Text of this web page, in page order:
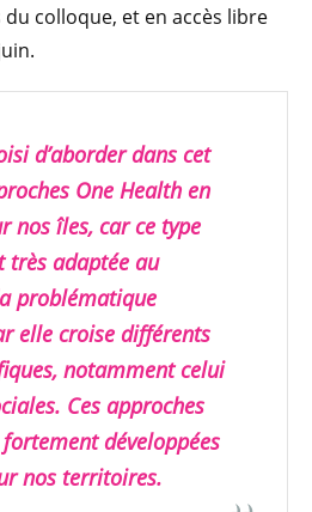
colloque, et en accès libre
d’aborder dans cet
One Health en
nos îles, car ce type
très adaptée au
problématique
elle croise différents
notamment celui
Ces approches
développées
nos territoires.